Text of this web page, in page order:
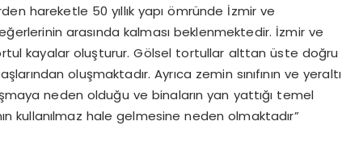
hareketle 50 yıllık yapı ömründe İzmir ve
arasında kalması beklenmektedir. İzmir ve
kayalar oluşturur. Gölsel tortullar alttan üste doğru
oluşmaktadır. Ayrıca zemin sınıfının ve yeraltı
neden olduğu ve binaların yan yattığı temel
kullanılmaz hale gelmesine neden olmaktadır”